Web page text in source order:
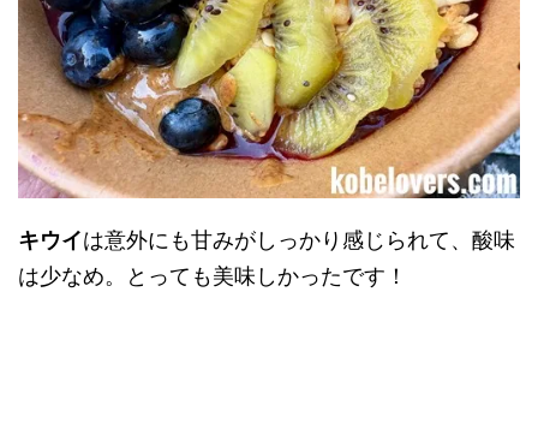
キウイは意外にも甘みがしっかり感じられて、酸味
は少なめ。とっても美味しかったです！